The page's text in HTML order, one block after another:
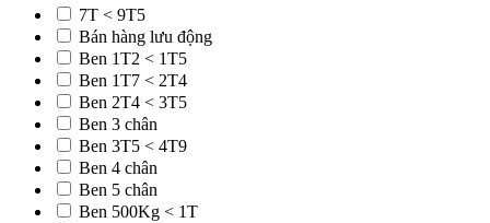
7T < 9T5
Bán hàng lưu động
Ben 1T2 < 1T5
Ben 1T7 < 2T4
Ben 2T4 < 3T5
Ben 3 chân
Ben 3T5 < 4T9
Ben 4 chân
Ben 5 chân
Ben 500Kg < 1T